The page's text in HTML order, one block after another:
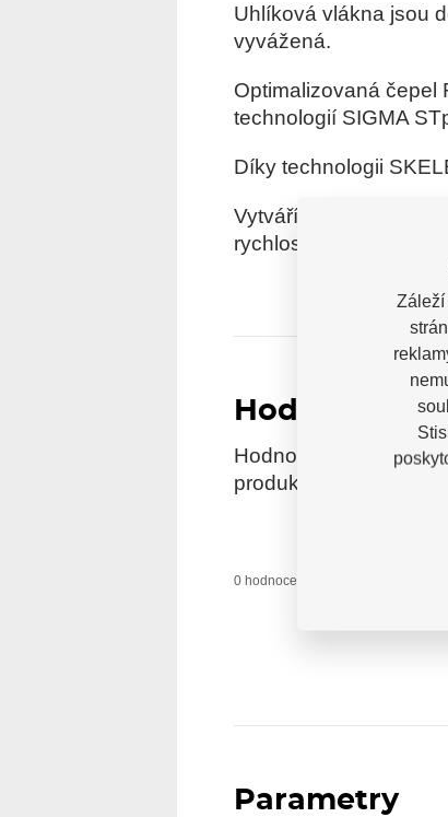
Uhlíková vlákna jsou
vyvážená.
Optimalizovaná čepel
technologií SIGMA
Díky technologii
Vytváří kloubový
rychlosti a odezvy
Hodnocení
Hodnocení pochází
produkt reálně
0 hodnocení 0
Parametry
Záleží